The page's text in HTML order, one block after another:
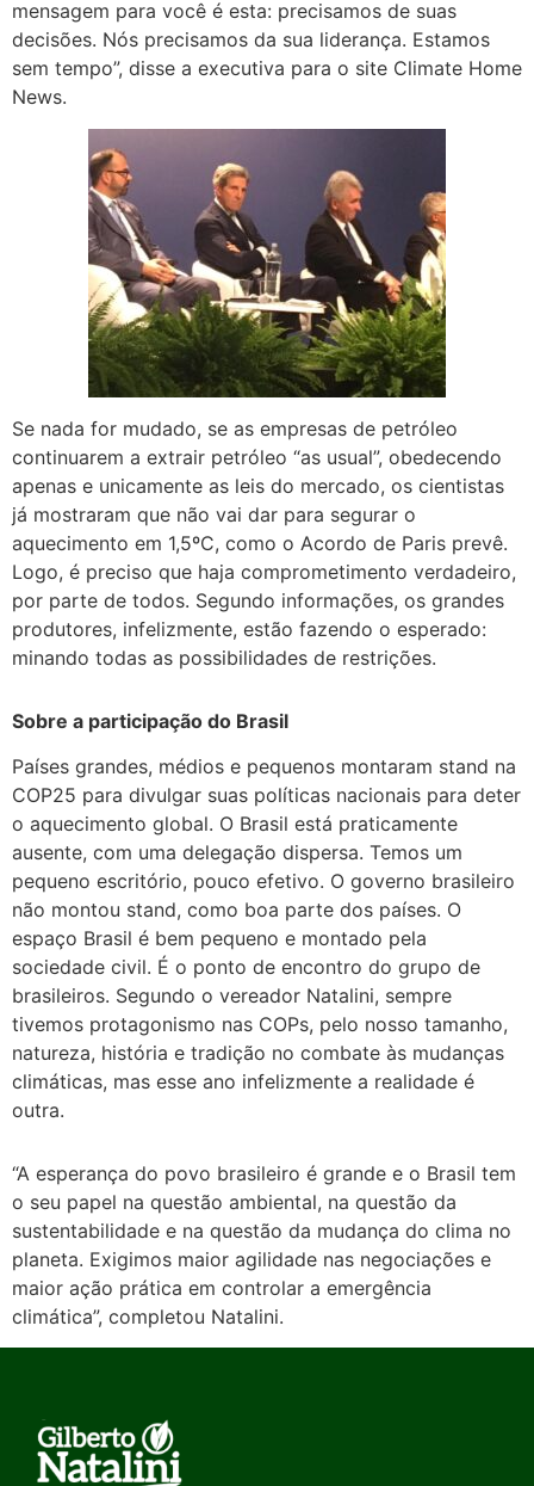
mensagem para você é esta: precisamos de suas
decisões. Nós precisamos da sua liderança. Estamos
sem tempo”, disse a executiva para o site Climate Home
News.
Se nada for mudado, se as empresas de petróleo
continuarem a extrair petróleo “as usual”, obedecendo
apenas e unicamente as leis do mercado, os cientistas
já mostraram que não vai dar para segurar o
aquecimento em 1,5ºC, como o Acordo de Paris prevê.
Logo, é preciso que haja comprometimento verdadeiro,
por parte de todos. Segundo informações, os grandes
produtores, infelizmente, estão fazendo o esperado:
minando todas as possibilidades de restrições.
Sobre a participação do Brasil
Países grandes, médios e pequenos montaram stand na
COP25 para divulgar suas políticas nacionais para deter
o aquecimento global. O Brasil está praticamente
ausente, com uma delegação dispersa. Temos um
pequeno escritório, pouco efetivo. O governo brasileiro
não montou stand, como boa parte dos países. O
espaço Brasil é bem pequeno e montado pela
sociedade civil. É o ponto de encontro do grupo de
brasileiros. Segundo o vereador Natalini, sempre
tivemos protagonismo nas COPs, pelo nosso tamanho,
natureza, história e tradição no combate às mudanças
climáticas, mas esse ano infelizmente a realidade é
outra.
“A esperança do povo brasileiro é grande e o Brasil tem
o seu papel na questão ambiental, na questão da
sustentabilidade e na questão da mudança do clima no
planeta. Exigimos maior agilidade nas negociações e
maior ação prática em controlar a emergência
climática”, completou Natalini.